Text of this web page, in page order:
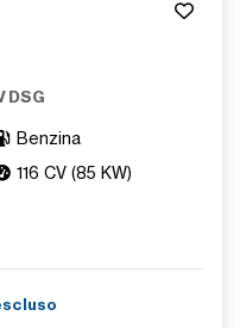
DSG
Benzina
116 CV (85 KW)